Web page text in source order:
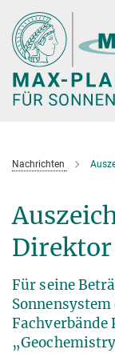
Hauptinhalt
Nachrichten
Direktor
Für seine
Fachverbände